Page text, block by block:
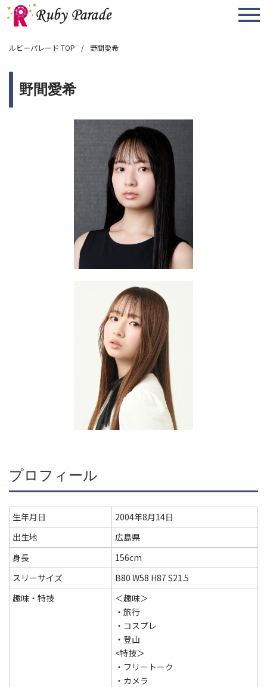
MENU
ルビーパレード TOP 野間愛希
野間愛希
プロフィール
生年月日
2004年8月14日
出生地
広島県
身長
156cm
スリーサイズ
B80 W58 H87 S21.5
趣味・特技
＜趣味＞
・旅行
・コスプレ
・登山
<特技＞
・フリートーク
・カメラ